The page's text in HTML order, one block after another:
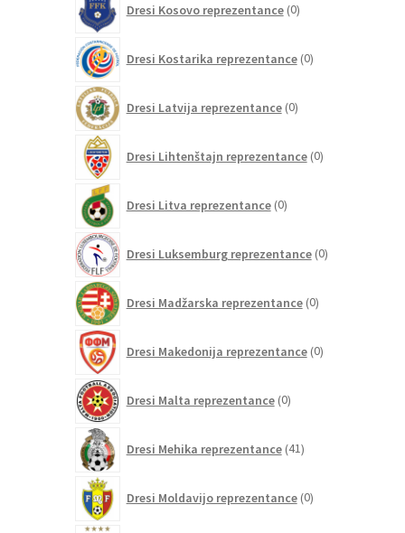
Dresi Kosovo reprezentance 0izdelkov
Dresi Kostarika reprezentance 0izdelkov
Dresi Latvija reprezentance 0izdelkov
Dresi Lihtenštajn reprezentance 0izdelkov
Dresi Litva reprezentance 0izdelkov
Dresi Luksemburg reprezentance 0izdelkov
Dresi Madžarska reprezentance 0izdelkov
Dresi Makedonija reprezentance 0izdelkov
Dresi Malta reprezentance 0izdelkov
Dresi Mehika reprezentance 41izdelkov
Dresi Moldavijo reprezentance 0izdelkov